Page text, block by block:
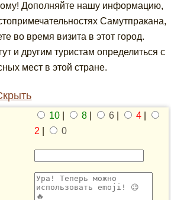
Дополняйте нашу информацию,
Самутпракана,
во время визита в этот город.
и другим туристам определиться с
мест в этой стране.
10 8 6 4
2
0